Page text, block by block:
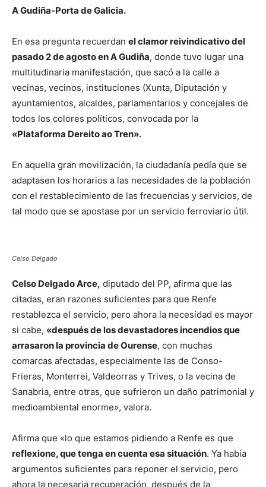
A Gudiña-Porta de Galicia.
En esa pregunta recuerdan el clamor reivindicativo del
pasado 2 de agosto en A Gudiña, donde tuvo lugar una
multitudinaria manifestación, que sacó a la calle a
vecinas, vecinos, instituciones (Xunta, Diputación y
ayuntamientos, alcaldes, parlamentarios y concejales de
todos los colores políticos, convocada por la
«Plataforma Dereito ao Tren».
En aquella gran movilización, la ciudadanía pedía que se
adaptasen los horarios a las necesidades de la población
con el restablecimiento de las frecuencias y servicios, de
tal modo que se apostase por un servicio ferroviario útil.
Celso Delgado
Celso Delgado Arce, diputado del PP, afirma que las
citadas, eran razones suficientes para que Renfe
restablezca el servicio, pero ahora la necesidad es mayor
si cabe, «después de los devastadores incendios que
arrasaron la provincia de Ourense, con muchas
comarcas afectadas, especialmente las de Conso-
Frieras, Monterrei, Valdeorras y Trives, o la vecina de
Sanabria, entre otras, que sufrieron un daño patrimonial y
medioambiental enorme», valora.
Afirma que «lo que estamos pidiendo a Renfe es que
reflexione, que tenga en cuenta esa situación. Ya había
argumentos suficientes para reponer el servicio, pero
ahora la necesaria recuperación, después de la